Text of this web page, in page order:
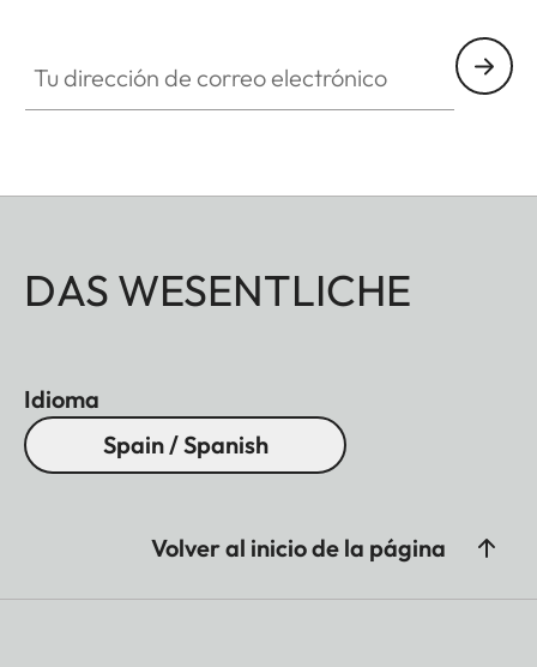
DAS WESENTLICHE
Idioma
Spain / Spanish
Volver al inicio de la página